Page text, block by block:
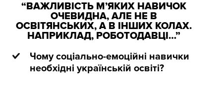
“ВАЖЛИВІСТЬ МʼЯКИХ НАВИЧОК
ОЧЕВИДНА, АЛЕ НЕ В
ОСВІТЯНСЬКИХ, А В ІНШИХ КОЛАХ.
НАПРИКЛАД, РОБОТОДАВЦІ…”
Чому соціально-емоційні навички
необхідні українській освіті?